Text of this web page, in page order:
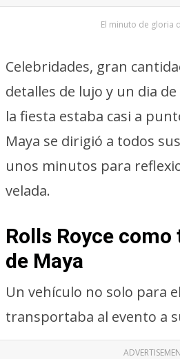
El minuto de gloria
Celebridades, gran
detalles de lujo y un dia
la fiesta estaba casi a
Maya se dirigió a todos
unos minutos para
velada.
Rolls Royce
de Maya
Un vehículo no solo para
transportaba al evento a